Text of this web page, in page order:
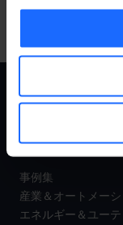
事例
事例集
産業＆オートメー
エネルギー＆ユーテ